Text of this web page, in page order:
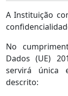
A Instituição
No
Dados (UE)
servirá única
descrito: